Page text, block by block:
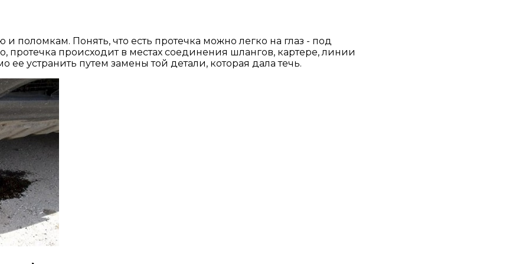
поломкам. Понять, что есть протечка можно легко на глаз - под
протечка происходит в местах соединения шлангов, картере, линии
ее устранить путем замены той детали, которая дала течь.